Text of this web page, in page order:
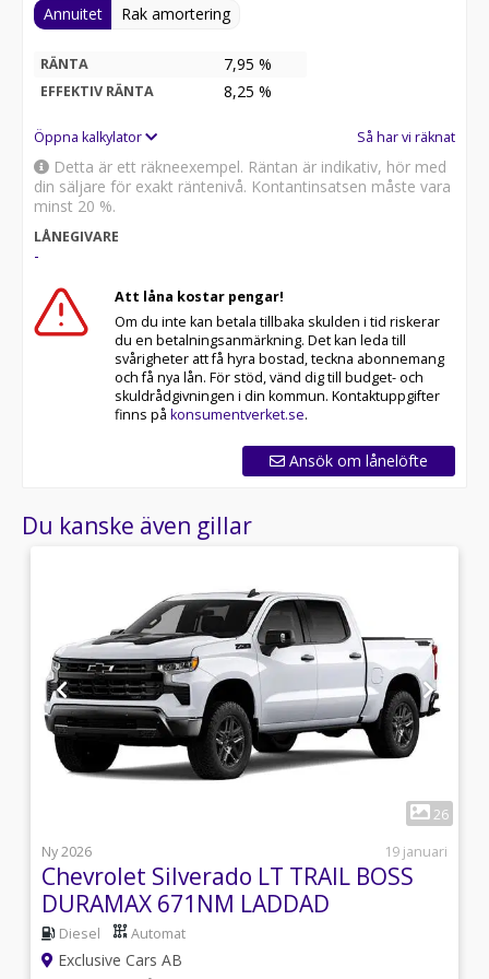
Charging – 120V uttag i kupé och flak – Power Sliding
Rear Window –
LED Headlamps – IntelliBeam Auto High Beam – LED
Fog Lamps – LED Cargo Area Lighting – LED Taillamps –
Power Up Down Tailgate – Chevytec Spray On Bedliner
– 12 cargo tie downs – CornerStep bakstötfångare –
HD Surround Vision – Trailer Camera Provisions –
Trailer Side Blind Zone Alert – Hitch Guidance – Hitch
Chevy Safety Assist – Automatic Emergency Braking –
Forward Collision Alert – Front Pedestrian Braking –
Lane Keep Assist med Lane Departure Warning –
Following Distance Indicator – Adaptive Cruise Control –
Rear Cross Traffic Braking – Parkeringssensorer fram
Dragkrok 3500kg ingår – Nybilsgaranti 3år/ 20000mil
inklusive fri vägassistans ingår – Rostskyddsbehandling
Exclusive Cars driver två Chevrolet auktoriserade
Vi byter gärna in din bil!
Annuitet Rak amortering
RÄNTA 7,95 %
EFFEKTIV RÄNTA 8,25 %
Öppna kalkylator Så har vi räknat
Detta är ett räkneexempel. Räntan är indikativ, hör med
din säljare för exakt räntenivå. Kontantinsatsen måste vara
minst 20 %.
LÅNEGIVARE
-
Att låna kostar pengar!
Om du inte kan betala tillbaka skulden i tid riskerar
du en betalningsanmärkning. Det kan leda till
svårigheter att få hyra bostad, teckna abonnemang
och få nya lån. För stöd, vänd dig till budget- och
skuldrådgivningen i din kommun. Kontaktuppgifter
finns på konsumentverket.se.
Ansök om lånelöfte
Du kanske även gillar
26
Ny 2026
19 januari
Chevrolet Silverado LT TRAIL BOSS
DURAMAX 671NM LADDAD
Diesel Automat
Exclusive Cars AB